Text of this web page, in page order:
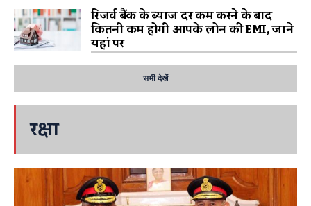
रिजर्व बैंक के ब्याज दर कम करने के बाद
कितनी कम होगी आपके लोन की EMI, जाने
यहां पर
सभी देखें
रक्षा